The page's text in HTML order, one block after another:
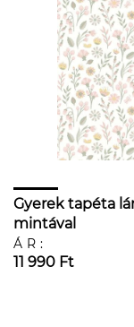
Gyerek tapéta
mintával
ÁR:
11 990 Ft